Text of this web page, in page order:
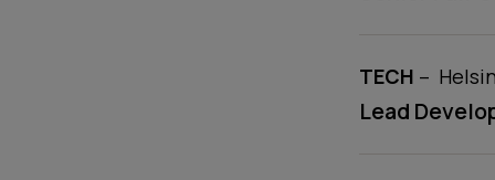
COMPETENCE
TECH –
Lead